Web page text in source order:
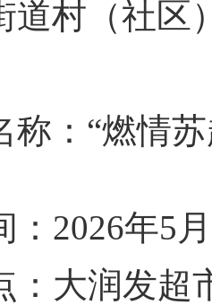
道村（社区
称：“燃情
2026年5
大润发超